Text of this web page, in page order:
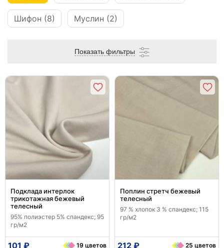
Шифон (8) Муслин (2)
Показать фильтры
Подклада интерлок
трикотажная бежевый
телесный
95% полиэстер 5% спандекс; 95
гр/м2
101 ₽ 19 цветов
Поплин стретч бежевый
телесный
97 % хлопок 3 % спандекс; 115
гр/м2
212 ₽ 25 цветов